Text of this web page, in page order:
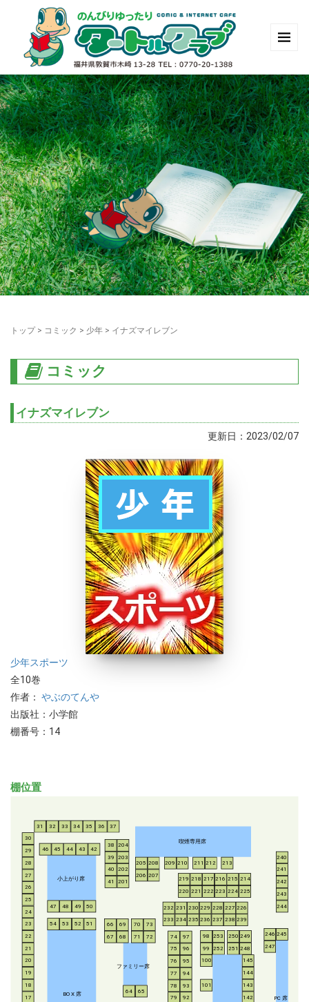
トップ> コミック > 少年 > イナズマイレブン
コミック
イナズマイレブン
更新日：2023/02/07
少年スポーツ
全10巻
作者： やぶのてんや
出版社：小学館
棚番号：14
棚位置
小上がり席
BO X 席
ファミリー席
喫煙専用席
PC 席
17
18
19
20
21
22
23
24
25
26
27
28
29
30
31 32 33 34 35 36 37
38
39
40
41
42
43
44
45
46
47 48 49 50
51
52
53
54
64 65
66
67
68
69
70
71
72
73
74
75
76
77
78
79
92
93
94
95
96
97
98
99
100
101
142
143
144
145
201
202
203
204
205
206 207
208 209 210 211 212 213
214
215
216
217
218
219
220 221 222 223 224 225
226
227
228
229
230
231
232
233 234 235 236 237 238 239
240
241
242
243
244
245
246
247
248
249
250
251
252
253